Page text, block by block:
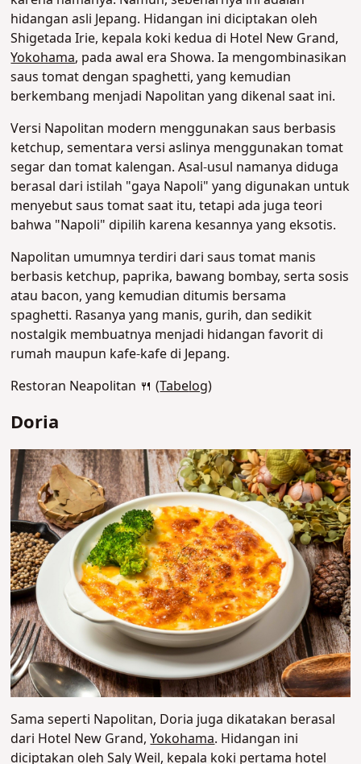
hidangan asli Jepang. Hidangan ini diciptakan oleh
Shigetada Irie, kepala koki kedua di Hotel New Grand,
Yokohama, pada awal era Showa. Ia mengombinasikan
saus tomat dengan spaghetti, yang kemudian
berkembang menjadi Napolitan yang dikenal saat ini.
Versi Napolitan modern menggunakan saus berbasis
ketchup, sementara versi aslinya menggunakan tomat
segar dan tomat kalengan. Asal-usul namanya diduga
berasal dari istilah "gaya Napoli" yang digunakan untuk
menyebut saus tomat saat itu, tetapi ada juga teori
bahwa "Napoli" dipilih karena kesannya yang eksotis.
Napolitan umumnya terdiri dari saus tomat manis
berbasis ketchup, paprika, bawang bombay, serta sosis
atau bacon, yang kemudian ditumis bersama
spaghetti. Rasanya yang manis, gurih, dan sedikit
nostalgik membuatnya menjadi hidangan favorit di
rumah maupun kafe-kafe di Jepang.
Restoran Neapolitan 🍴 (Tabelog)
Doria
Sama seperti Napolitan, Doria juga dikatakan berasal
dari Hotel New Grand,Yokohama. Hidangan ini
diciptakan oleh Saly Weil, kepala koki pertama hotel